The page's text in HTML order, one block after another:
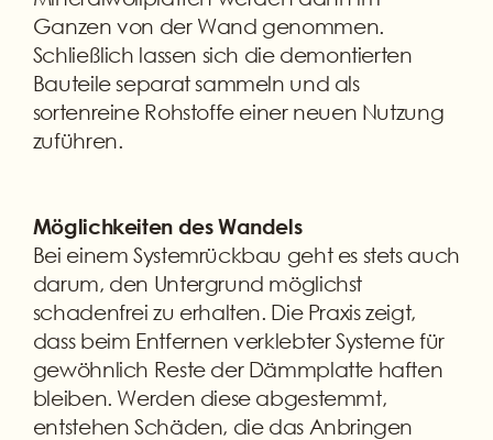
Ganzen von der Wand genommen.
Schließlich lassen sich die demontierten
Bauteile separat sammeln und als
sortenreine Rohstoffe einer neuen Nutzung
zuführen.
Möglichkeiten des Wandels
Bei einem Systemrückbau geht es stets auch
darum, den Untergrund möglichst
schadenfrei zu erhalten. Die Praxis zeigt,
dass beim Entfernen verklebter Systeme für
gewöhnlich Reste der Dämmplatte haften
bleiben. Werden diese abgestemmt,
entstehen Schäden, die das Anbringen